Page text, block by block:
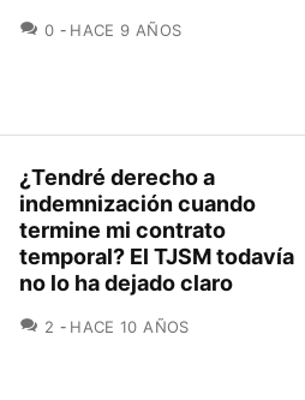
0 COMENTARIOS
HACE 9 AÑOS
¿Tendré derecho a
indemnización cuando
termine mi contrato
temporal? El TJSM todavía
no lo ha dejado claro
2 COMENTARIOS
HACE 10 AÑOS